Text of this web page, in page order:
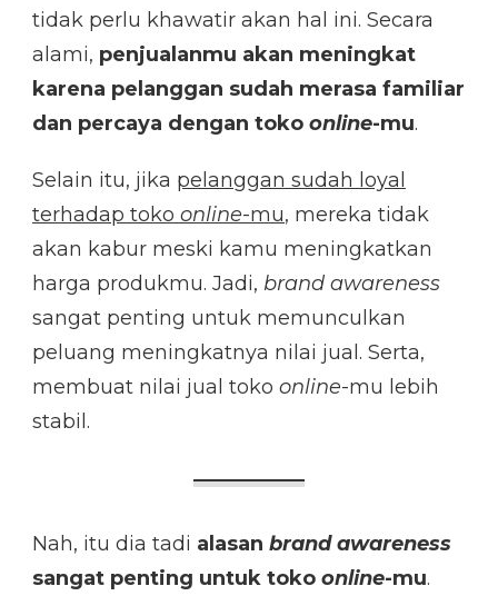
tidak perlu khawatir akan hal ini. Secara
alami, penjualanmu akan meningkat
karena pelanggan sudah merasa familiar
dan percaya dengan toko online-mu.
Selain itu, jika pelanggan sudah loyal
terhadap toko online-mu, mereka tidak
akan kabur meski kamu meningkatkan
harga produkmu. Jadi, brand awareness
sangat penting untuk memunculkan
peluang meningkatnya nilai jual. Serta,
membuat nilai jual toko online-mu lebih
stabil.
Nah, itu dia tadi alasan brand awareness
sangat penting untuk toko online-mu.